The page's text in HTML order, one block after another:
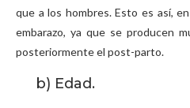
que a los hombres. Esto es así,
embarazo, ya que se producen
posteriormente el post-parto.
b) Edad.